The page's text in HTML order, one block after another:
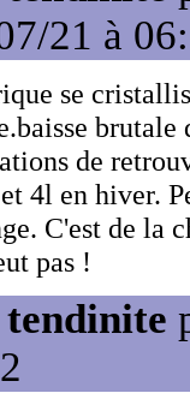
21 à
se
de
4l en hiver.
C'est de la
pas !
tendinite